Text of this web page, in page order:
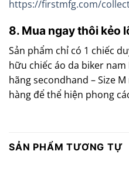
https://firstmfg.com/
8. Mua ngay thôi kẻo
Sản phẩm chỉ có 1 chiếc
hữu chiếc áo da biker nam
hãng secondhand – Size
hàng để thể hiện phong
SẢN PHẨM TƯƠNG TỰ